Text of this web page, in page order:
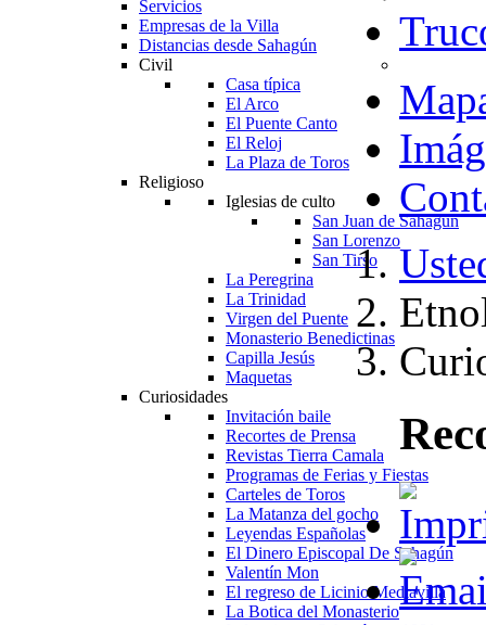
Servicios
Empresas de la Villa
Distancias desde Sahagún
Civil
Casa típica
El Arco
El Puente Canto
El Reloj
La Plaza de Toros
Religioso
Iglesias de culto
San Juan de Sahagún
San Lorenzo
San Tirso
La Peregrina
La Trinidad
Virgen del Puente
Monasterio Benedictinas
Capilla Jesús
Maquetas
Curiosidades
Invitación baile
Recortes de Prensa
Revistas Tierra Camala
Programas de Ferias y Fiestas
Carteles de Toros
La Matanza del gocho
Leyendas Españolas
El Dinero Episcopal De Sahagún
Valentín Mon
El regreso de Licinio Mediavilla
La Botica del Monasterio